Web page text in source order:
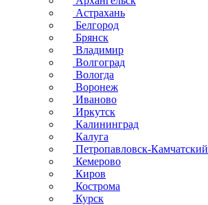
Астрахань
Белгород
Брянск
Владимир
Волгоград
Вологда
Воронеж
Иваново
Иркутск
Калининград
Калуга
Петропавловск-Камчатский
Кемерово
Киров
Кострома
Курск